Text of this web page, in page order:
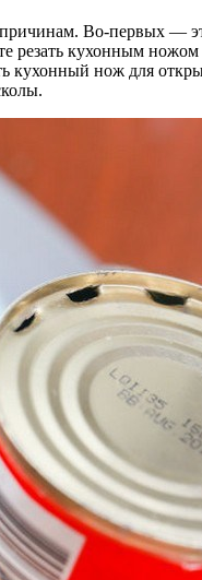
причинам. Во-первых —
резать кухонным ножом
кухонный нож для